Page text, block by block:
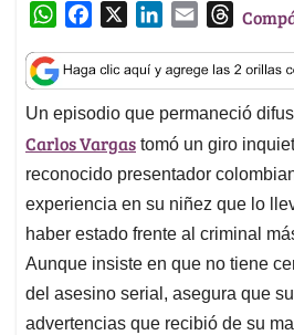
W
a
t
s
A
p
p
c
e
b
o
o
k
n
k
e
d
I
n
a
i
l
T
r
e
a
d
s
Un episodio que permaneció
Carlos Vargas tomó un giro
reconocido presentador
experiencia en su niñez que lo
haber estado frente al criminal
Aunque insiste en que no tiene
del asesino serial, asegura que
advertencias que recibió de su